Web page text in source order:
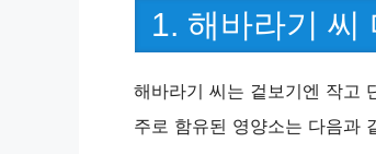
1. 해바라기 씨
해바라기 씨는 겉보기엔 작고
주로 함유된 영양소는 다음과